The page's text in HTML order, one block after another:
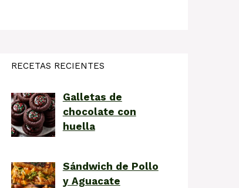
RECETAS RECIENTES
Galletas de
chocolate con
huella
Sándwich de Pollo
y Aguacate